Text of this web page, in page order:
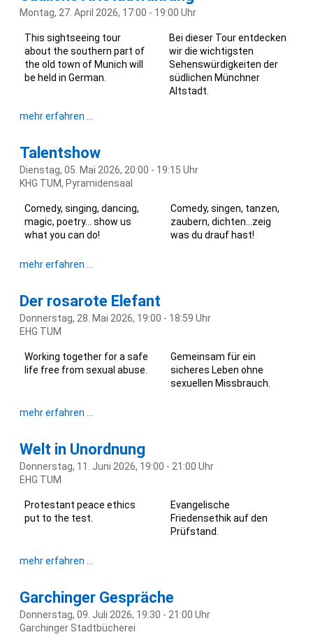
Montag, 27. April 2026, 17:00 - 19:00 Uhr
This sightseeing tour
about the southern part of
the old town of Munich will
be held in German.
Bei dieser Tour entdecken
wir die wichtigsten
Sehenswürdigkeiten der
südlichen Münchner
Altstadt.
mehr erfahren …
Talentshow
Dienstag, 05. Mai 2026, 20:00 - 19:15 Uhr
KHG TUM, Pyramidensaal
Comedy, singing, dancing,
magic, poetry… show us
what you can do!
Comedy, singen, tanzen,
zaubern, dichten…zeig
was du drauf hast!
mehr erfahren …
Der rosarote Elefant
Donnerstag, 28. Mai 2026, 19:00 - 18:59 Uhr
EHG TUM
Working together for a safe
life free from sexual abuse.
Gemeinsam für ein
sicheres Leben ohne
sexuellen Missbrauch.
mehr erfahren …
Welt in Unordnung
Donnerstag, 11. Juni 2026, 19:00 - 21:00 Uhr
EHG TUM
Protestant peace ethics
put to the test.
Evangelische
Friedensethik auf den
Prüfstand.
mehr erfahren …
Garchinger Gespräche
Donnerstag, 09. Juli 2026, 19:30 - 21:00 Uhr
Garchinger Stadtbücherei